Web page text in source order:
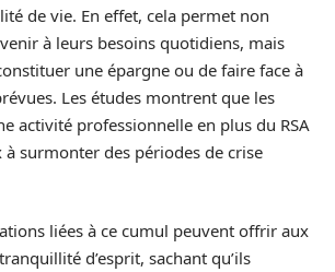
de vie. En effet, cela permet non
à leurs besoins quotidiens, mais
une épargne ou de faire face à
Les études montrent que les
activité professionnelle en plus du RSA
à surmonter des périodes de crise
liées à ce cumul peuvent offrir aux
d’esprit, sachant qu’ils